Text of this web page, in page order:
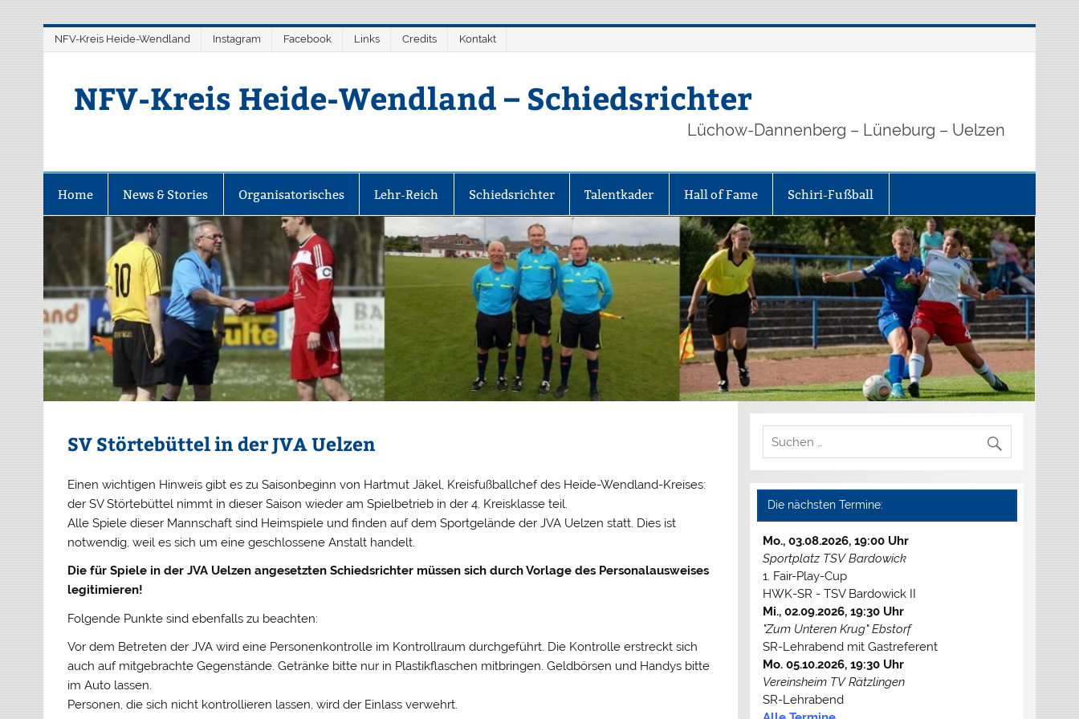
springen
NFV-Kreis Heide-Wendland Instagram Facebook Links Credits Kontakt
NFV-Kreis Heide-Wendland – Schiedsrichter
Lüchow-Dannenberg – Lüneburg – Uelzen
Home News & Stories Organisatorisches Lehr-Reich Schiedsrichter Talentkader Hall of Fame Schiri-Fußball
SV Störtebüttel in der JVA Uelzen
Einen wichtigen Hinweis gibt es zu Saisonbeginn von Hartmut Jäkel, Kreisfußballchef des Heide-Wendland-Kreises:
der SV Störtebüttel nimmt in dieser Saison wieder am Spielbetrieb in der 4. Kreisklasse teil.
Alle Spiele dieser Mannschaft sind Heimspiele und finden auf dem Sportgelände der JVA Uelzen statt. Dies ist
notwendig, weil es sich um eine geschlossene Anstalt handelt.
Die für Spiele in der JVA Uelzen angesetzten Schiedsrichter müssen sich durch Vorlage des Personalausweises
legitimieren!
Folgende Punkte sind ebenfalls zu beachten:
Vor dem Betreten der JVA wird eine Personenkontrolle im Kontrollraum durchgeführt. Die Kontrolle erstreckt sich
auch auf mitgebrachte Gegenstände. Getränke bitte nur in Plastikflaschen mitbringen. Geldbörsen und Handys bitte
im Auto lassen.
Personen, die sich nicht kontrollieren lassen, wird der Einlass verwehrt.
Die nächsten Termine:
Mo., 03.08.2026, 19:00 Uhr
Sportplatz TSV Bardowick
1. Fair-Play-Cup
HWK-SR - TSV Bardowick II
Mi., 02.09.2026, 19:30 Uhr
"Zum Unteren Krug" Ebstorf
SR-Lehrabend mit Gastreferent
Mo. 05.10.2026, 19:30 Uhr
Vereinsheim TV Rätzlingen
SR-Lehrabend